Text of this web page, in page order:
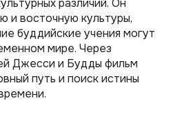
и восточную культуры,
буддийские учения могут
мире. Через
Джесси и Будды фильм
путь и поиск истины